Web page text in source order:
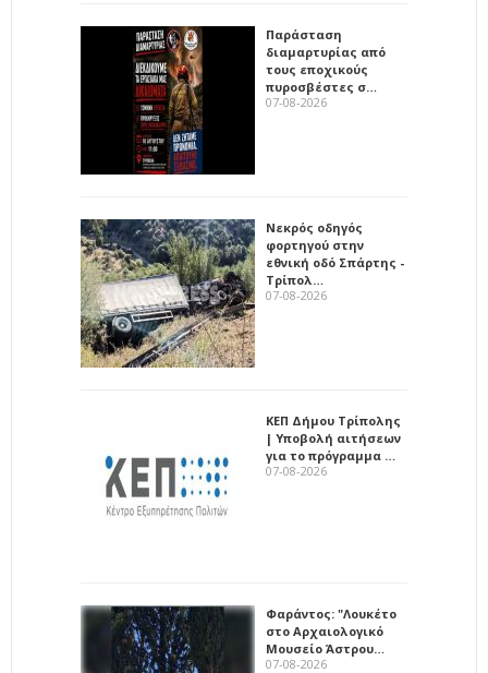
Παράσταση
διαμαρτυρίας από
τους εποχικούς
πυροσβέστες σ…
07-08-2026
Νεκρός οδηγός
φορτηγού στην
εθνική οδό Σπάρτης -
Τρίπολ…
07-08-2026
ΚΕΠ Δήμου Τρίπολης
| Υποβολή αιτήσεων
για το πρόγραμμα …
07-08-2026
Φαράντος: "Λουκέτο
στο Αρχαιολογικό
Μουσείο Άστρου…
07-08-2026